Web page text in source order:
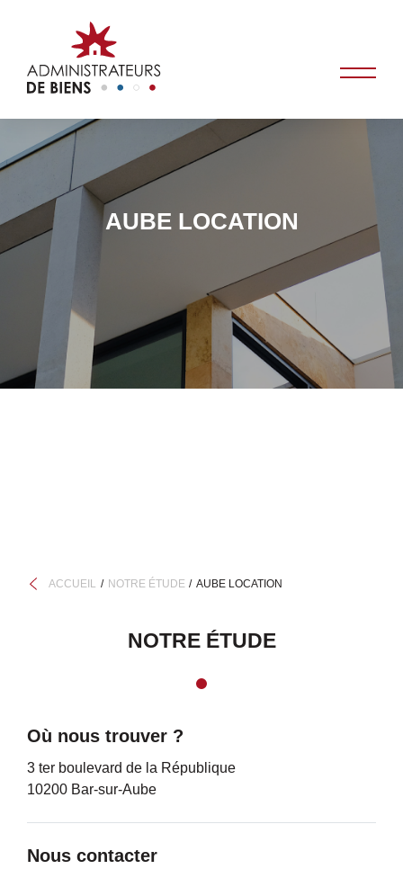
AUBE LOCATION
ACCUEIL NOTRE ÉTUDE AUBE LOCATION
NOTRE ÉTUDE
Où nous trouver ?
3 ter boulevard de la République
10200 Bar-sur-Aube
Nous contacter